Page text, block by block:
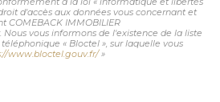
d'accès aux données vous concernant et
COMEBACK IMMOBILIER
vous informons de l'existence de la liste
« Bloctel », sur laquelle vous
www.bloctel.gouv.fr/»